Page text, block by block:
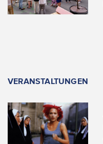
VERANSTALTUNGEN